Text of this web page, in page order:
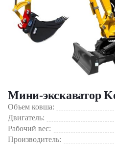
Мини-экскаватор
Объем ковша:
Двигатель:
Рабочий вес:
Производитель: